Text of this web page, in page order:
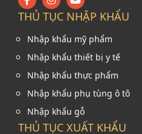
THỦ TỤC NHẬP KHẨU
Nhập khẩu mỹ phẩm
Nhập khẩu thiết bị y tế
Nhập khẩu thực phẩm
Nhập khẩu phụ tùng ô tô
Nhập khẩu gỗ
THỦ TỤC XUẤT KHẨU